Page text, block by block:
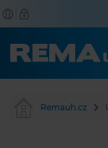
Remauh.cz